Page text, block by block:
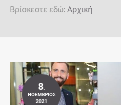
Βρίσκεστε εδώ: Αρχική
8.
ΝΟΈΜΒΡΙΟΣ
2021